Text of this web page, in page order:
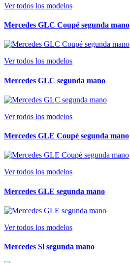
Ver todos los modelos
Mercedes GLC Coupé segunda mano
Ver todos los modelos
Mercedes GLC segunda mano
Ver todos los modelos
Mercedes GLE Coupé segunda mano
Ver todos los modelos
Mercedes GLE segunda mano
Ver todos los modelos
Mercedes Sl segunda mano